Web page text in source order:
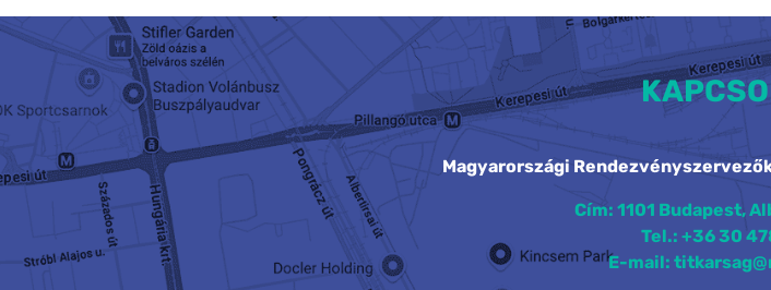
Magyarországi
Cím: 1101 Budapest,
Tel.: +36 30
E-mail: